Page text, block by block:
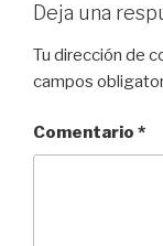
Deja una
Tu dirección de
campos
Comentario *